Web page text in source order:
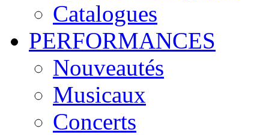
Catalogues
PERFORMANCES
Nouveautés
Musicaux
Concerts